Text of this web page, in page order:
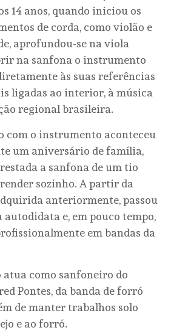
14 anos, quando iniciou os
de corda, como violão e
aprofundou-se na viola
na sanfona o instrumento
às suas referências
ligadas ao interior, à música
regional brasileira.
com o instrumento aconteceu
um aniversário de família,
a sanfona de um tio
sozinho. A partir da
anteriormente, passou
autodidata e, em pouco tempo,
em bandas da
atua como sanfoneiro do
Pontes, da banda de forró
de manter trabalhos solo
e ao forró.